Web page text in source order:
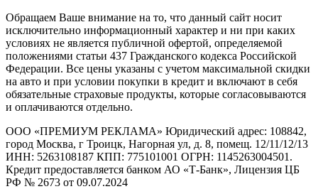
Обращаем Ваше внимание на то, что данный сайт носит
исключительно информационный характер и ни при каких
условиях не является публичной офертой, определяемой
положениями статьи 437 Гражданского кодекса Российской
Федерации. Все цены указаны с учетом максимальной скидки
на авто и при условии покупки в кредит и включают в себя
обязательные страховые продукты, которые согласовываются
и оплачиваются отдельно.
ООО «ПРЕМИУМ РЕКЛАМА» Юридический адрес: 108842,
город Москва, г Троицк, Нагорная ул, д. 8, помещ. 12/11/12/13
ИНН: 5263108187 КПП: 775101001 ОГРН: 1145263004501.
Кредит предоставляется банком АО «Т-Банк», Лицензия ЦБ
РФ № 2673 от 09.07.2024